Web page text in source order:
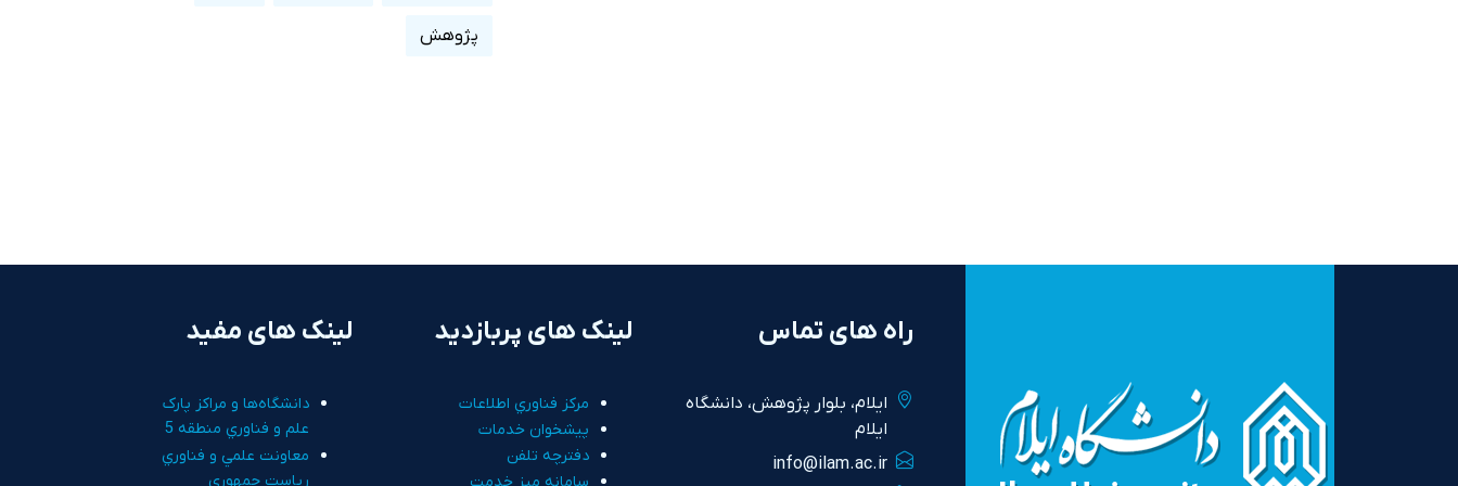
پژوهش
راه های تماس
ايلام، بلوار پژوهش، دانشگاه
ايلام
info@ilam.ac.ir
لینک های پربازدید
مرکز فناوري اطلاعات
پيشخوان خدمات
دفترچه تلفن
لینک های مفید
دانشگاه‌ها و مراکز پارک
علم و فناوري منطقه 5
معاونت علمي و فناوري
رياست جمهوري